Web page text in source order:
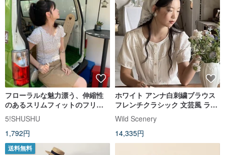
フローラルな魅力漂う、伸縮性
のあるスリムフィットのフリル
半袖トップス。個性的なTシャ
ツ、夏のレディースシャツ、こ
だわりを感じるデザイン。
5!SHUSHU
1,792円
ホワイト アンナ白刺繍ブラウス
フレンチクラシック 文芸風 ラウ
ンドネックシャツ 花柄刺繍 レー
ス切り替えトップス
Wild Scenery
14,335円
送料無料